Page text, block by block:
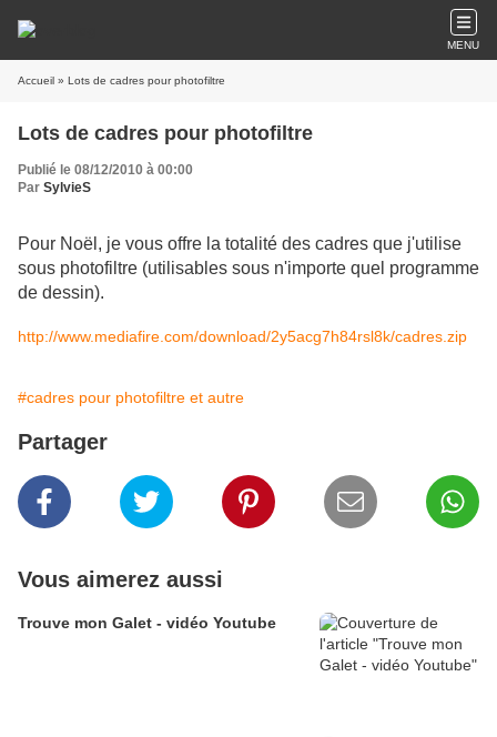
MENU
Accueil » Lots de cadres pour photofiltre
Lots de cadres pour photofiltre
Publié le 08/12/2010 à 00:00
Par SylvieS
Pour Noël, je vous offre la totalité des cadres que j'utilise
sous photofiltre (utilisables sous n'importe quel programme
de dessin).
http://www.mediafire.com/download/2y5acg7h84rsl8k/cadres.zip
#cadres pour photofiltre et autre
Partager
Vous aimerez aussi
Trouve mon Galet - vidéo Youtube